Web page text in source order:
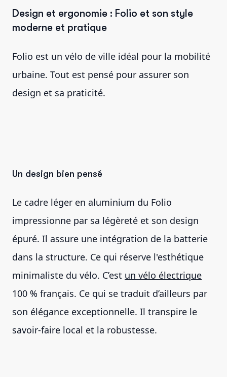
Design et ergonomie : Folio et son style
moderne et pratique
Folio est un vélo de ville idéal pour la mobilité
urbaine. Tout est pensé pour assurer son
design et sa praticité.
Un design bien pensé
Le cadre léger en aluminium du Folio
impressionne par sa légèreté et son design
épuré. Il assure une intégration de la batterie
dans la structure. Ce qui réserve l'esthétique
minimaliste du vélo. C’est un vélo électrique
100 % français. Ce qui se traduit d’ailleurs par
son élégance exceptionnelle. Il transpire le
savoir-faire local et la robustesse.